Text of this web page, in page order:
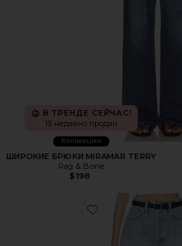
В ТРЕНДЕ СЕЙЧАС!
15 недавно продан
Коллекции
ШИРОКИЕ БРЮКИ MIRAMAR TERRY
Rag & Bone
$198
Favorite ШОРТЫ RHODA